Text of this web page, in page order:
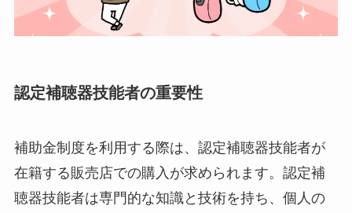
認定補聴器技能者の重要性
補助金制度を利用する際は、認定補聴器技能者が
在籍する販売店での購入が求められます。認定補
聴器技能者は専門的な知識と技術を持ち、個人の